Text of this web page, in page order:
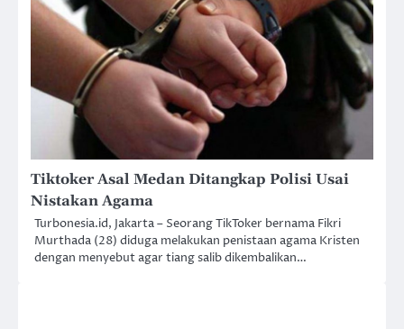
Tiktoker Asal Medan Ditangkap Polisi Usai
Nistakan Agama
Turbonesia.id, Jakarta – Seorang TikToker bernama Fikri
Murthada (28) diduga melakukan penistaan agama Kristen
dengan menyebut agar tiang salib dikembalikan…